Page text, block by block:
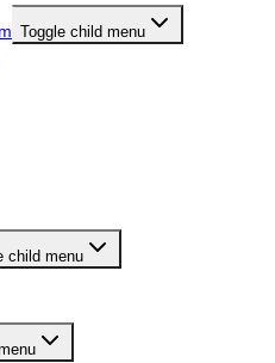
Toggle child menu
child menu